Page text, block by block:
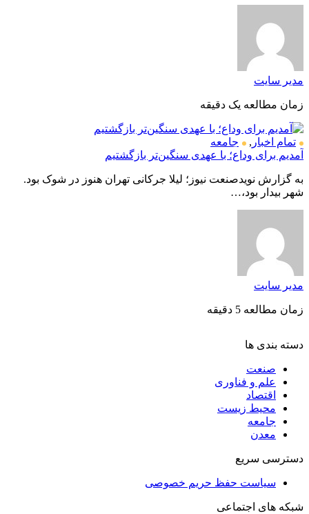
مدیر سایت
زمان مطالعه یک دقیقه
تمام اخبار ,
جامعه
آمدیم برای وداع؛ با عهدی سنگین‌تر بازگشتیم
به گزارش نویدصنعت نیوز؛ لیلا جرکانی تهران هنوز در شوک بود.
شهر بیدار بود،…
مدیر سایت
زمان مطالعه 5 دقیقه
دسته بندی ها
صنعت
علم و فناوری
اقتصاد
محیط زیست
جامعه
معدن
دسترسی سریع
سیاست حفظ حریم خصوصی
شبکه های اجتماعی